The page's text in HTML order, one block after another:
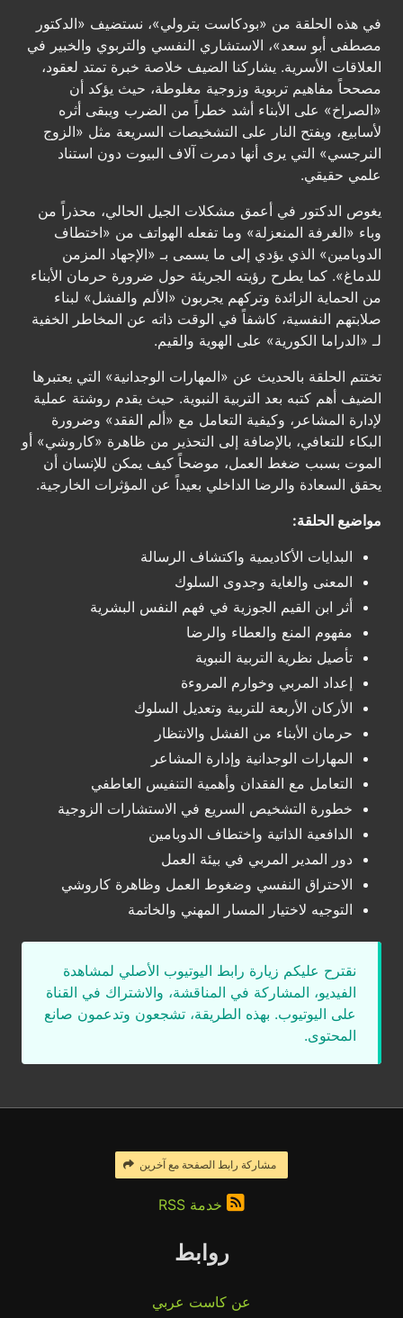
في هذه الحلقة من «بودكاست بترولي»، نستضيف «الدكتور
مصطفى أبو سعد»، الاستشاري النفسي والتربوي والخبير في
العلاقات الأسرية. يشاركنا الضيف خلاصة خبرة تمتد لعقود،
مصححاً مفاهيم تربوية وزوجية مغلوطة، حيث يؤكد أن
«الصراخ» على الأبناء أشد خطراً من الضرب ويبقى أثره
لأسابيع، ويفتح النار على التشخيصات السريعة مثل «الزوج
النرجسي» التي يرى أنها دمرت آلاف البيوت دون استناد
علمي حقيقي.
يغوص الدكتور في أعمق مشكلات الجيل الحالي، محذراً من
وباء «الغرفة المنعزلة» وما تفعله الهواتف من «اختطاف
الدوبامين» الذي يؤدي إلى ما يسمى بـ «الإجهاد المزمن
للدماغ». كما يطرح رؤيته الجريئة حول ضرورة حرمان الأبناء
من الحماية الزائدة وتركهم يجربون «الألم والفشل» لبناء
صلابتهم النفسية، كاشفاً في الوقت ذاته عن المخاطر الخفية
لـ «الدراما الكورية» على الهوية والقيم.
تختتم الحلقة بالحديث عن «المهارات الوجدانية» التي يعتبرها
الضيف أهم كتبه بعد التربية النبوية. حيث يقدم روشتة عملية
لإدارة المشاعر، وكيفية التعامل مع «ألم الفقد» وضرورة
البكاء للتعافي، بالإضافة إلى التحذير من ظاهرة «كاروشي» أو
الموت بسبب ضغط العمل، موضحاً كيف يمكن للإنسان أن
يحقق السعادة والرضا الداخلي بعيداً عن المؤثرات الخارجية.
مواضيع الحلقة:
البدايات الأكاديمية واكتشاف الرسالة
المعنى والغاية وجدوى السلوك
أثر ابن القيم الجوزية في فهم النفس البشرية
مفهوم المنع والعطاء والرضا
تأصيل نظرية التربية النبوية
إعداد المربي وخوارم المروءة
الأركان الأربعة للتربية وتعديل السلوك
حرمان الأبناء من الفشل والانتظار
المهارات الوجدانية وإدارة المشاعر
التعامل مع الفقدان وأهمية التنفيس العاطفي
خطورة التشخيص السريع في الاستشارات الزوجية
الدافعية الذاتية واختطاف الدوبامين
دور المدير المربي في بيئة العمل
الاحتراق النفسي وضغوط العمل وظاهرة كاروشي
التوجيه لاختيار المسار المهني والخاتمة
نقترح عليكم زيارة رابط اليوتيوب الأصلي لمشاهدة
الفيديو، المشاركة في المناقشة، والاشتراك في القناة
على اليوتيوب. بهذه الطريقة، تشجعون وتدعمون صانع
المحتوى.
مشاركة رابط الصفحة مع آخرين
خدمة RSS
روابط
عن كاست عربي